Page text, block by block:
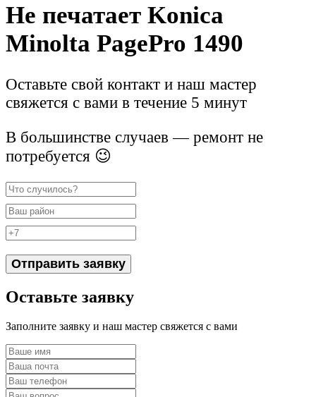
Не печатает Konica
Minolta PagePro 1490
Оставьте свой контакт и наш мастер
свяжется с вами в течение 5 минут
В большинстве случаев — ремонт не
потребуется 😉
Отправить заявку
Оставьте заявку
Заполните заявку и наш мастер свяжется с вами